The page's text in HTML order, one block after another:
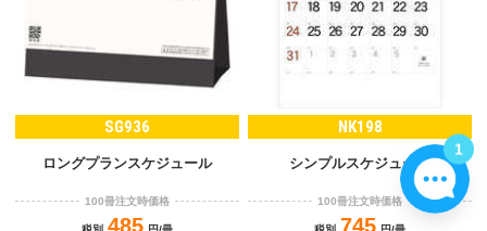
SG936
ロングプランスケジュール
100冊注文時価格
485
NK198
シンプルスケジュール
100冊注文時価格
745
1